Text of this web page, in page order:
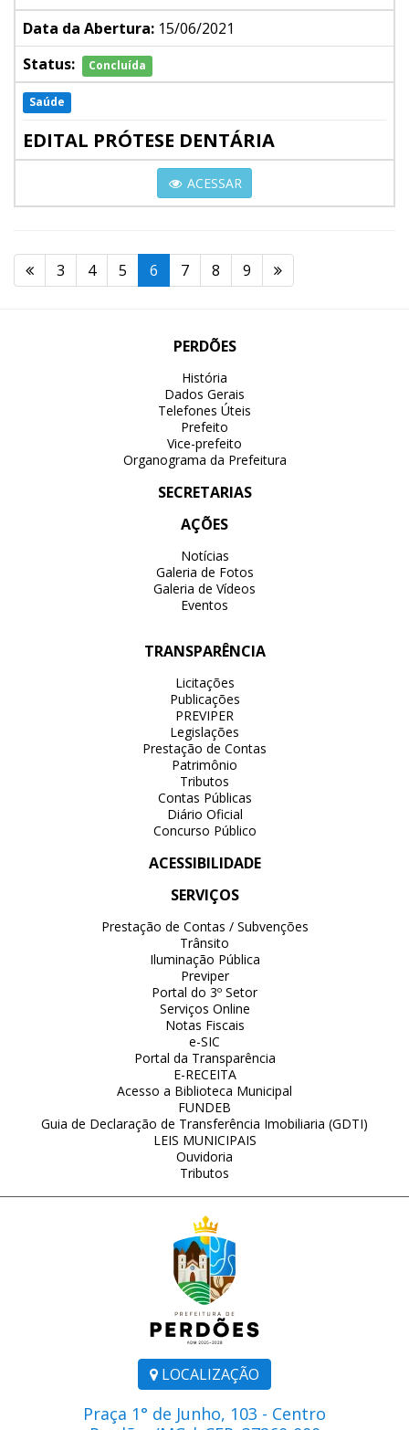
Data da Abertura: 15/06/2021
Status:
Concluída
Saúde
EDITAL PRÓTESE DENTÁRIA
ACESSAR
3 4 5 6 7 8 9
LOCALIZAÇÃO
Praça 1° de Junho, 103 - Centro
PERDÕES
História
Dados Gerais
Telefones Úteis
Prefeito
Vice-prefeito
Organograma da Prefeitura
SECRETARIAS
AÇÕES
Notícias
Galeria de Fotos
Galeria de Vídeos
Eventos
TRANSPARÊNCIA
Licitações
Publicações
PREVIPER
Legislações
Prestação de Contas
Patrimônio
Tributos
Contas Públicas
Diário Oficial
Concurso Público
ACESSIBILIDADE
SERVIÇOS
Prestação de Contas / Subvenções
Trânsito
Iluminação Pública
Previper
Portal do 3º Setor
Serviços Online
Notas Fiscais
e-SIC
Portal da Transparência
E-RECEITA
Acesso a Biblioteca Municipal
FUNDEB
Guia de Declaração de Transferência Imobiliaria (GDTI)
LEIS MUNICIPAIS
Ouvidoria
Tributos